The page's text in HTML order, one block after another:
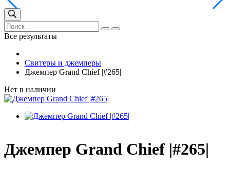
Все результаты
Свитеры и джемперы
Джемпер Grand Chief |#265|
Нет в наличии
Джемпер Grand Chief |#265|